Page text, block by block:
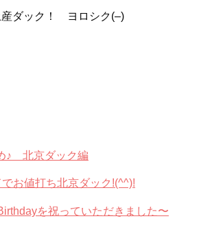
産ダック！ ヨロシク(–)
♪ 北京ダック編
お値打ち北京ダック!(^^)!
を祝っていただきました〜